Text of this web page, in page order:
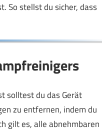
So stellst du sicher, dass
solltest du das Gerät
zu entfernen, indem du
gilt es, alle abnehmbaren